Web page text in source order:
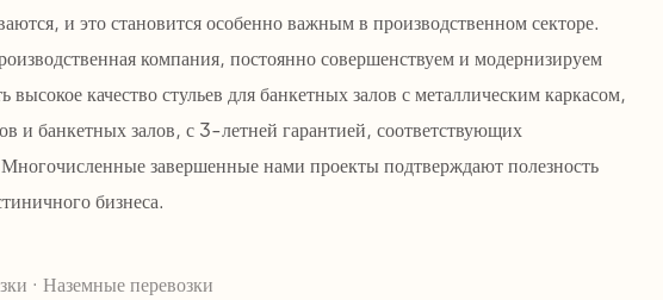
и это становится особенно важным в производственном секторе.
компания, постоянно совершенствуем и модернизируем
высокое качество стульев для банкетных залов с металлическим каркасом,
и банкетных залов, с 3-летней гарантией, соответствующих
завершенные нами проекты подтверждают полезность
бизнеса.
· Наземные перевозки